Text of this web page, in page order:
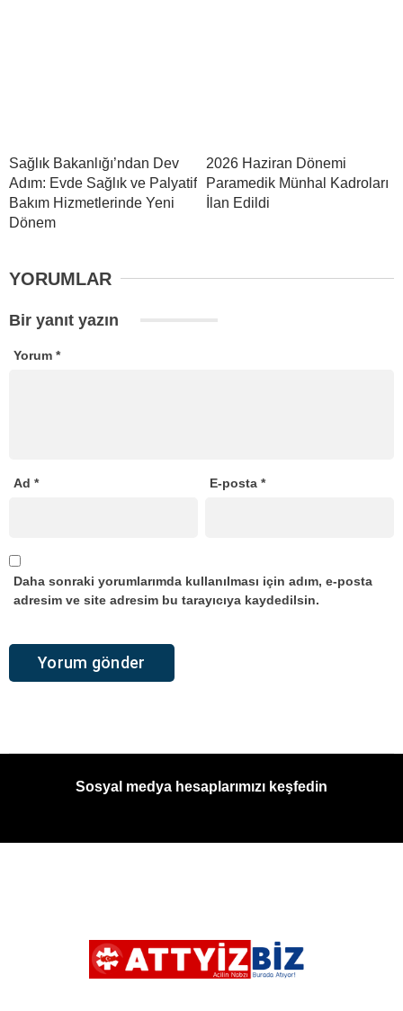
Sağlık Bakanlığı’ndan Dev
Adım: Evde Sağlık ve Palyatif
Bakım Hizmetlerinde Yeni
Dönem
2026 Haziran Dönemi
Paramedik Münhal Kadroları
İlan Edildi
YORUMLAR
Bir yanıt yazın
Yorum *
Ad * E-posta*
Daha sonraki yorumlarımda kullanılması için adım, e-posta
adresim ve site adresim bu tarayıcıya kaydedilsin.
Sosyal medya hesaplarımızı keşfedin